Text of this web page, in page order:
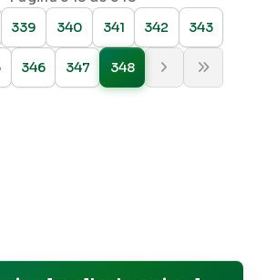
339
340 341 342 343
346 347 348